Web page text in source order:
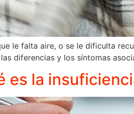
le falta aire, o se le dificulta
diferencias y los síntomas
es la